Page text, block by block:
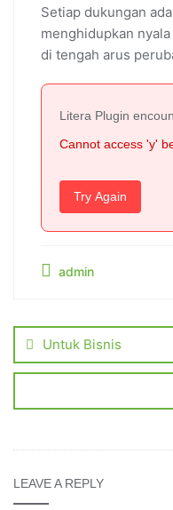
Setiap dukungan
menghidupkan
di tengah arus
Litera Plugin
Cannot access 'y'
Try Again
admin
Untuk Bisnis
LEAVE A REPLY